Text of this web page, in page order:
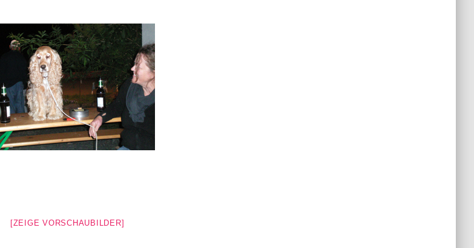
[ZEIGE VORSCHAUBILDER]